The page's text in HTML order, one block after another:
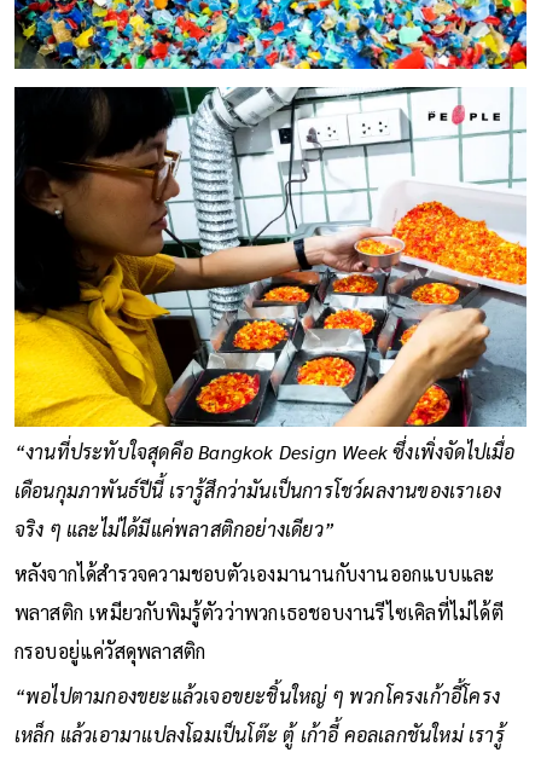
“งานที่ประทับใจสุดคือ Bangkok Design Week ซึ่งเพิ่งจัดไปเมื่อ
เดือนกุมภาพันธ์ปีนี้ เรารู้สึกว่ามันเป็นการโชว์ผลงานของเราเอง
จริง ๆ และไม่ได้มีแค่พลาสติกอย่างเดียว”
หลังจากได้สำรวจความชอบตัวเองมานานกับงานออกแบบและ
พลาสติก เหมียวกับพิมรู้ตัวว่าพวกเธอชอบงานรีไซเคิลที่ไม่ได้ตี
กรอบอยู่แค่วัสดุพลาสติก
“พอไปตามกองขยะแล้วเจอขยะชิ้นใหญ่ ๆ พวกโครงเก้าอี้โครง
เหล็ก แล้วเอามาแปลงโฉมเป็นโต๊ะ ตู้ เก้าอี้ คอลเลกชันใหม่ เรารู้